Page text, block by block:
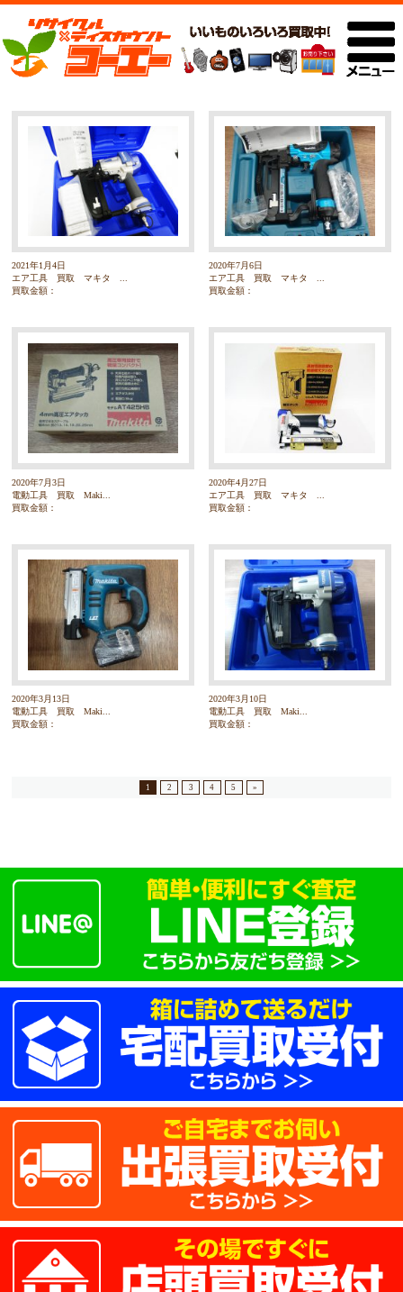
2021年1月4日
エア工具 買取 マキタ ...
買取金額：
2020年7月6日
エア工具 買取 マキタ ...
買取金額：
2020年7月3日
電動工具 買取 Maki...
買取金額：
2020年4月27日
エア工具 買取 マキタ ...
買取金額：
2020年3月13日
電動工具 買取 Maki...
買取金額：
2020年3月10日
電動工具 買取 Maki...
買取金額：
1 2 3 4 5 »